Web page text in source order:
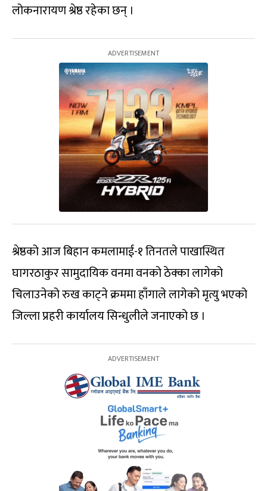
लोकनारायण श्रेष्ठ रहेका छन् ।
श्रेष्ठको आज बिहान कमलामाई-१ तिनतले पाखास्थित
घागरठाकुर सामुदायिक वनमा वनको ठेक्का लागेको
चिलाउनेको रुख काट्ने क्रममा हाँगाले लागेको मृत्यु भएको
जिल्ला प्रहरी कार्यालय सिन्धुलीले जनाएको छ ।